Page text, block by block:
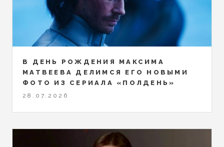
В ДЕНЬ РОЖДЕНИЯ МАКСИМА
МАТВЕЕВА ДЕЛИМСЯ ЕГО НОВЫМИ
ФОТО ИЗ СЕРИАЛА «ПОЛДЕНЬ»
28.07.2026